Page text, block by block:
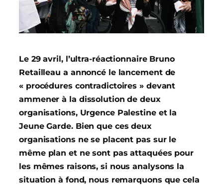
Le 29 avril, l’ultra-réactionnaire Bruno
Retailleau a annoncé le lancement de
« procédures contradictoires » devant
ammener à la dissolution de deux
organisations, Urgence Palestine et la
Jeune Garde. Bien que ces deux
organisations ne se placent pas sur le
même plan et ne sont pas attaquées pour
les mêmes raisons, si nous analysons la
situation à fond, nous remarquons que cela